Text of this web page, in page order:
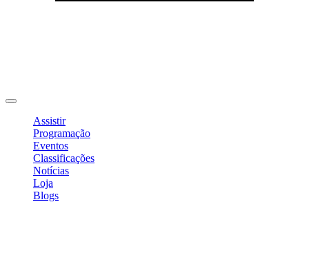
Assistir
Programação
Eventos
Classificações
Notícias
Loja
Blogs